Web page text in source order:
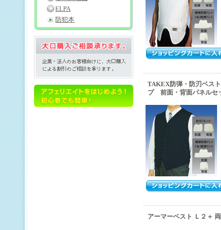
TAKEX防弾・防刃ベ
プ 前面・背面パネルセ
アーマーベスト Ｌ２＋
ELPA
防犯本